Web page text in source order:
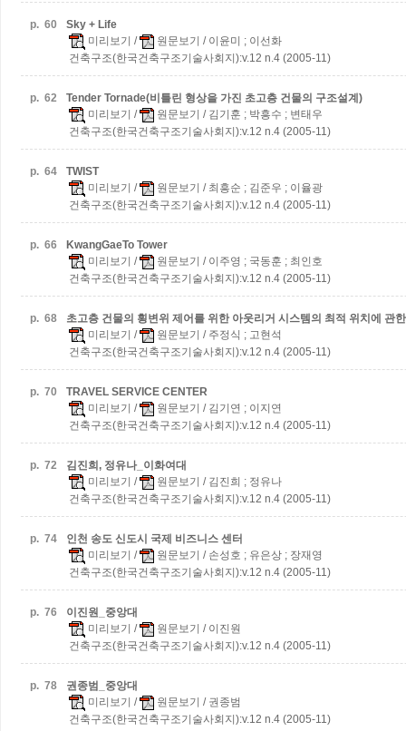
p. 60
Sky + Life
미리보기 / 원문보기 / 이윤미 ; 이선화
건축구조(한국건축구조기술사회지):v.12 n.4 (2005-11)
p. 62
Tender Tornade(비틀린 형상을 가진 초고층 건물의 구조설계)
미리보기 / 원문보기 / 김기훈 ; 박흥수 ; 변태우
건축구조(한국건축구조기술사회지):v.12 n.4 (2005-11)
p. 64
TWIST
미리보기 / 원문보기 / 최흥순 ; 김준우 ; 이율광
건축구조(한국건축구조기술사회지):v.12 n.4 (2005-11)
p. 66
KwangGaeTo Tower
미리보기 / 원문보기 / 이주영 ; 국동훈 ; 최인호
건축구조(한국건축구조기술사회지):v.12 n.4 (2005-11)
p. 68
초고층 건물의 횡변위 제어를 위한 아웃리거 시스템의 최적 위치에 관
미리보기 / 원문보기 / 주정식 ; 고현석
건축구조(한국건축구조기술사회지):v.12 n.4 (2005-11)
p. 70
TRAVEL SERVICE CENTER
미리보기 / 원문보기 / 김기연 ; 이지연
건축구조(한국건축구조기술사회지):v.12 n.4 (2005-11)
p. 72
김진희, 정유나_이화여대
미리보기 / 원문보기 / 김진희 ; 정유나
건축구조(한국건축구조기술사회지):v.12 n.4 (2005-11)
p. 74
인천 송도 신도시 국제 비즈니스 센터
미리보기 / 원문보기 / 손성호 ; 유은상 ; 장재영
건축구조(한국건축구조기술사회지):v.12 n.4 (2005-11)
p. 76
이진원_중앙대
미리보기 / 원문보기 / 이진원
건축구조(한국건축구조기술사회지):v.12 n.4 (2005-11)
p. 78
권종범_중앙대
미리보기 / 원문보기 / 권종범
건축구조(한국건축구조기술사회지):v.12 n.4 (2005-11)